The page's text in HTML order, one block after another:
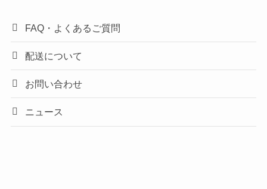
FAQ・よくあるご質問
配送について
お問い合わせ
ニュース